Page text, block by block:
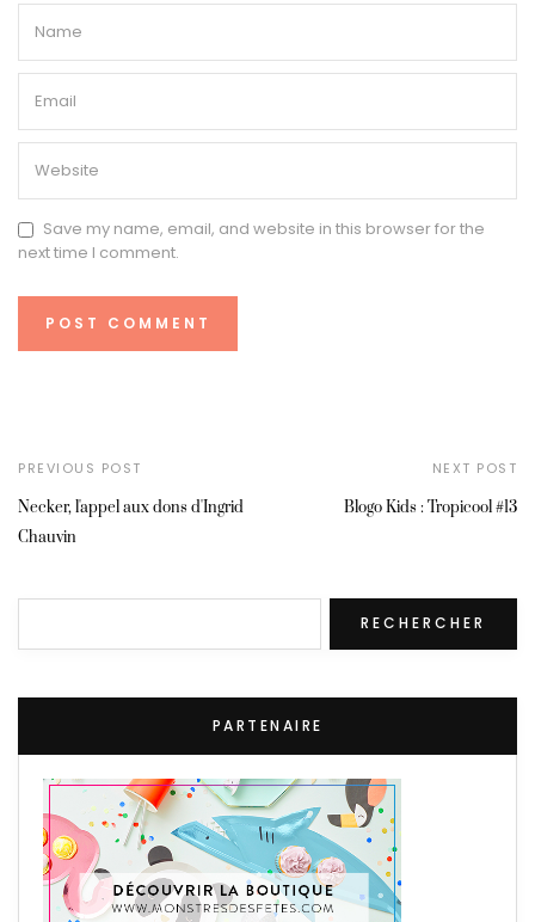
Save my name, email, and website in this browser for the
next time I comment.
PREVIOUS POST
Necker, l'appel aux dons d'Ingrid
Chauvin
NEXT POST
Blogo Kids : Tropicool #13
RECHERCHER
PARTENAIRE